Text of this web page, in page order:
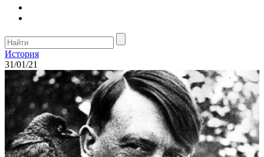
История
31/01/21